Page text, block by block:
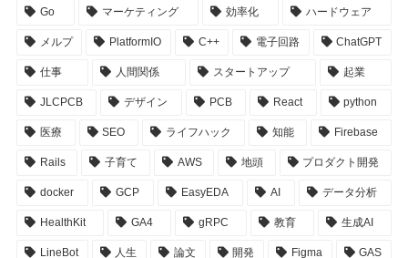
Go マーケティング 効率化 ハードウェア
メルプ PlatformIO C++ 電子回路 ChatGPT
仕事 人間関係 スタートアップ 起業
JLCPCB デザイン PCB React python
医療 SEO ライフハック 知能 Firebase
Rails 子育て AWS 地頭 プロダクト開発
docker GCP EasyEDA AI データ分析
HealthKit GA4 gRPC 教育 生成AI
LineBot 人生 論文 開発 Figma GAS